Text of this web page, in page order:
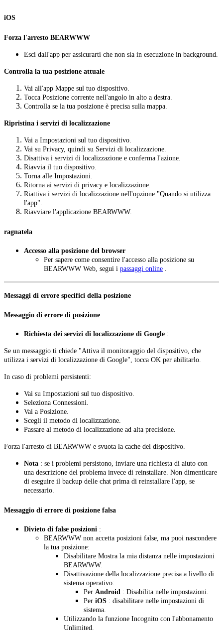
iOS
Forza l'arresto BEARWWW
Esci dall'app per assicurarti che non sia in esecuzione in background.
Controlla la tua posizione attuale
Vai all'app Mappe sul tuo dispositivo.
Tocca Posizione corrente nell'angolo in alto a destra.
Controlla se la tua posizione è precisa sulla mappa.
Ripristina i servizi di localizzazione
Vai a Impostazioni sul tuo dispositivo.
Vai su Privacy, quindi su Servizi di localizzazione.
Disattiva i servizi di localizzazione e conferma l'azione.
Riavvia il tuo dispositivo.
Torna alle Impostazioni.
Ritorna ai servizi di privacy e localizzazione.
Riattiva i servizi di localizzazione nell'opzione "Quando si utilizza
l'app".
Riavviare l'applicazione BEARWWW.
ragnatela
Accesso alla posizione del browser
Per sapere come consentire l'accesso alla posizione su
BEARWWW Web, segui i passaggi online
Messaggi di errore specifici della posizione
Messaggio di errore di posizione
Richiesta dei servizi di localizzazione di Google :
Se un messaggio ti chiede "Attiva il monitoraggio del dispositivo, che
utilizza i servizi di localizzazione di Google", tocca OK per abilitarlo.
In caso di problemi persistenti:
Vai su Impostazioni sul tuo dispositivo.
Seleziona Connessioni.
Vai a Posizione.
Scegli il metodo di localizzazione.
Passare al metodo di localizzazione ad alta precisione.
Forza l'arresto di BEARWWW e svuota la cache del dispositivo.
Nota : se i problemi persistono, inviare una richiesta di aiuto con
una descrizione del problema invece di reinstallare. Non dimenticare
di eseguire il backup delle chat prima di reinstallare l'app, se
necessario.
Messaggio di errore di posizione falsa
Divieto di false posizioni :
BEARWWW non accetta posizioni false, ma puoi nascondere
la tua posizione:
Disabilitare Mostra la mia distanza nelle impostazioni
BEARWWW.
Disattivazione della localizzazione precisa a livello di
sistema operativo:
Per Android : Disabilita nelle impostazioni.
Per iOS : disabilitare nelle impostazioni di
sistema.
Utilizzando la funzione Incognito con l'abbonamento
Unlimited.